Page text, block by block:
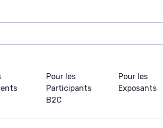
Pour les
Participants
B2C
Pour les
Exposants